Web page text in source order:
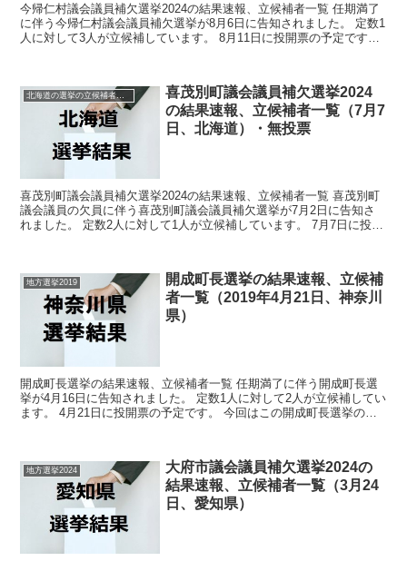
今帰仁村議会議員補欠選挙2024の結果速報、立候補者一覧 任期満了
に伴う今帰仁村議会議員補欠選挙が8月6日に告知されました。 定数1
人に対して3人が立候補しています。 8月11日に投開票の予定です。
北海道の選挙の立候補者と結果速報一覧
喜茂別町議会議員補欠選挙2024
の結果速報、立候補者一覧（7月7
日、北海道）・無投票
喜茂別町議会議員補欠選挙2024の結果速報、立候補者一覧 喜茂別町
議会議員の欠員に伴う喜茂別町議会議員補欠選挙が7月2日に告知さ
れました。 定数2人に対して1人が立候補しています。 7月7日に投開
地方選挙2019
開成町長選挙の結果速報、立候補
者一覧（2019年4月21日、神奈川
県）
開成町長選挙の結果速報、立候補者一覧 任期満了に伴う開成町長選
挙が4月16日に告知されました。 定数1人に対して2人が立候補してい
ます。 4月21日に投開票の予定です。 今回はこの開成町長選挙の関
地方選挙2024
大府市議会議員補欠選挙2024の
結果速報、立候補者一覧（3月24
日、愛知県）